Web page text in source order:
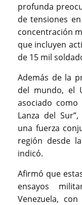
profunda
de tensiones
concentración
que incluyen
de 15 mil
Además de la
del mundo, el
asociado
Lanza del
una fuerza
región desde
indicó.
Afirmó que
ensayos
Venezuela,